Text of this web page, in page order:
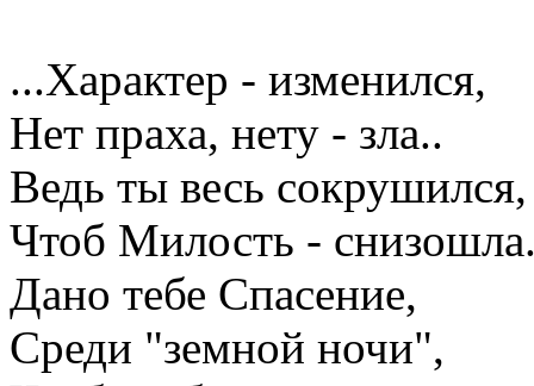
...Характер - изменился,
Нет праха, нету - зла..
Ведь ты весь сокрушился,
Чтоб Милость -
Дано тебе Спасение,
Среди "земной ночи",